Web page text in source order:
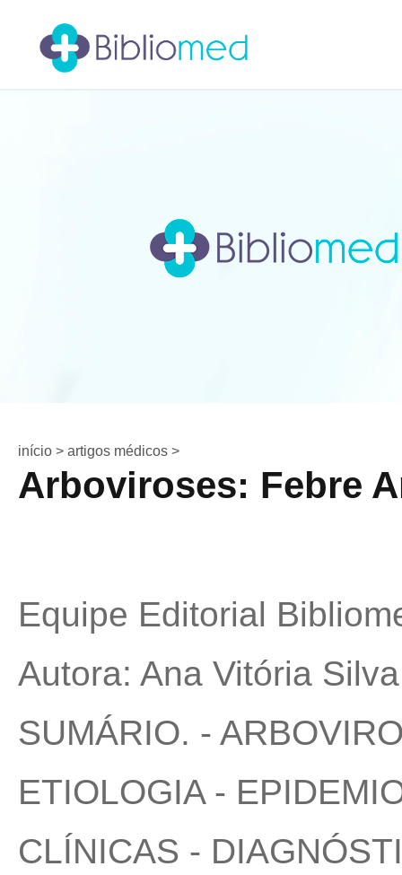
início > artigos médicos >
Arboviroses: Febre
Equipe Editorial
Autora: Ana Vitória
SUMÁRIO. -
ETIOLOGIA -
CLÍNICAS -